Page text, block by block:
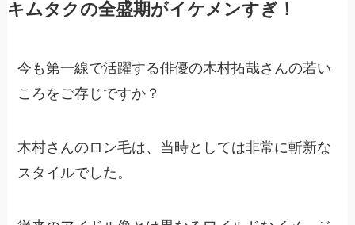
キムタクの全盛期がイケメンすぎ！
今も第一線で活躍する俳優の木村拓哉さんの若い
ころをご存じですか？
木村さんのロン毛は、当時としては非常に斬新な
スタイルでした。